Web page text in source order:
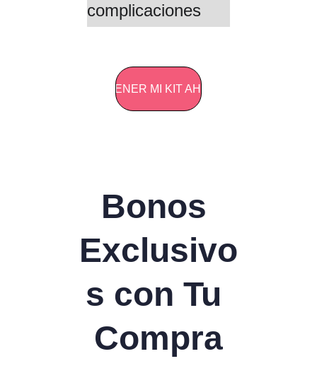
complicaciones
OBTENER MI KIT AHORA
Bonos
Exclusivo
s con Tu
Compra